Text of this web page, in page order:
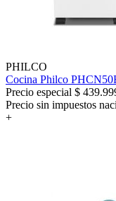
PHILCO
Cocina Philco
Precio especial $
Precio sin impuestos
+